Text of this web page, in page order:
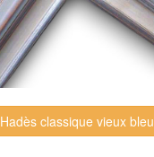
Hadès classique vieux bleu